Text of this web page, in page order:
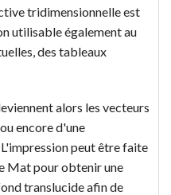
tridimensionnelle est
utilisable également au
des tableaux
alors les vecteurs
encore d'une
peut être faite
Mat pour obtenir une
translucide afin de